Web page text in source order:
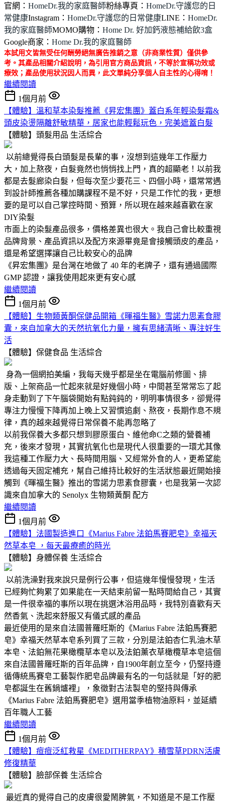
官網： HomeDr.我的家庭醫師粉絲專頁： HomeDr.守護您的日
常健康Instagram： HomeDr.守護您的日常健康LINE： HomeDr.
我的家庭醫師MOMO購物： Home Dr. 好加鈣液態補給飲3盒
Google商家： Home Dr.我的家庭醫師
本試用文皆無受任何酬勞絕無廣告推銷之意（非商業性質）僅供參
考。其產品相關介紹說明，為引用官方商品資訊，不等於宣稱功效或
療效；產品使用狀況因人而異，此文單純分享個人自主性的心得唷！
繼續閱讀
1個月前
【體驗】溫和草本染髮推薦《昇宏集團》蓋白系年輕染髮霜&
頭皮染燙隔離舒敏精華，居家也能輕鬆玩色，完美遮蓋白髮
【體驗】頭髮用品 生活綜合
以前總覺得長白頭髮是長輩的事，沒想到這幾年工作壓力
大，加上熬夜，白髮竟然也悄悄找上門，真的超顯老！以前我
都是去髮廊染白髮，但每次至少要花三、四個小時，還常常遇
到設計師推薦各種加購課程不是不好，只是工作忙的我，更想
要的是可以自己掌控時間、預算，所以現在越來越喜歡在家
DIY染髮
市面上的染髮產品很多，價格差異也很大。我自己會比較重視
品牌背景、產品資訊以及配方來源畢竟是會接觸頭皮的產品，
還是希望選擇讓自己比較安心的品牌
《昇宏集團》是台灣在地做了 40 年的老牌子，還有通過國際
GMP 認證，讓我使用起來更有安心感
繼續閱讀
1個月前
【體驗】生物類黃酮保健品開箱《暉福生醫》雪諾力思素食膠
囊，來自加拿大的天然抗氧化力量，擁有思緒清晰、專注好生
活
【體驗】保健食品 生活綜合
身為一個網拍美編，我每天幾乎都是坐在電腦前修圖、排
版、上架商品一忙起來就是好幾個小時，中間甚至常常忘了起
身走動到了下午腦袋開始有點鈍鈍的，明明事情很多，卻覺得
專注力慢慢下降再加上晚上又習慣追劇、熬夜，長期作息不規
律，真的越來越覺得日常保養不能再忽略了
以前我保養大多都只想到膠原蛋白、維他命C之類的營養補
充，後來才發現，其實抗氧化也是現代人很重要的一環尤其像
我這種工作壓力大、長時間用腦、又經常外食的人，更希望能
透過每天固定補充，幫自己維持比較好的生活狀態最近開始接
觸到《暉福生醫》推出的雪諾力思素食膠囊，也是我第一次認
識來自加拿大的 Senolyx 生物類黃酮 配方
繼續閱讀
1個月前
【體驗】法國製造進口《Marius Fabre 法鉑馬賽肥皂》幸福天
然草本皂 ，每天最療癒的時光
【體驗】身體保養 生活綜合
以前洗澡對我來說只是例行公事，但這幾年慢慢發現，生活
已經夠忙夠累了如果能在一天結束前留一點時間給自己，其實
是一件很幸福的事所以現在挑選沐浴用品時，我特別喜歡有天
然香氣、洗起來舒服又有儀式感的產品
最近使用的是來自法國普羅旺斯的《Marius Fabre 法鉑馬賽肥
皂》幸福天然草本皂系列買了三款，分別是法鉑杏仁乳油木草
本皂、法鉑無花果橄欖草本皂以及法鉑薰衣草橄欖草本皂這個
來自法國普羅旺斯的百年品牌，自1900年創立至今，仍堅持遵
循傳統馬賽皂工藝製作肥皂品牌最有名的一句話就是「好的肥
皂都誕生在舊鍋爐裡」，象徵對古法製皂的堅持與傳承
《Marius Fabre 法鉑馬賽肥皂》選用當季植物油原料，並延續
百年職人工藝
繼續閱讀
1個月前
【體驗】痘痘泛紅救星《MEDITHERPAY》積雪草PDRN活膚
修復精華
【體驗】臉部保養 生活綜合
最近真的覺得自己的皮膚很愛鬧脾氣，不知道是不是工作壓